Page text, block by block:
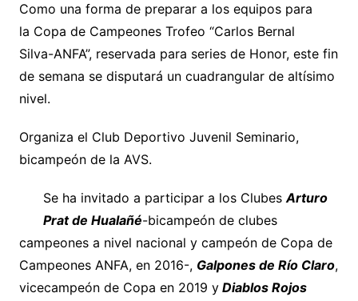
Como una forma de preparar a los equipos para
la Copa de Campeones Trofeo “Carlos Bernal
Silva-ANFA”, reservada para series de Honor, este fin
de semana se disputará un cuadrangular de altísimo
nivel.
Organiza el Club Deportivo Juvenil Seminario,
bicampeón de la AVS.
Se ha invitado a participar a los ClubesArturo
Prat de Hualañé-bicampeón de clubes
campeones a nivel nacional y campeón de Copa de
Campeones ANFA, en 2016-, Galpones de Río Claro,
vicecampeón de Copa en 2019 yDiablos Rojos